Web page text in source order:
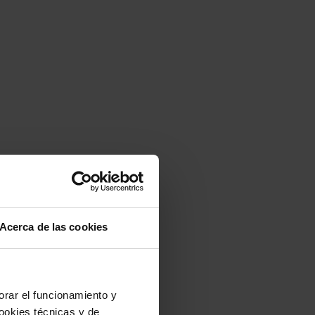
Acerca de las cookies
el funcionamiento y
técnicas y de